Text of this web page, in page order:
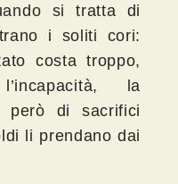
si tratta di
i soliti cori:
costa troppo,
la
però di sacrifici
li prendano dai